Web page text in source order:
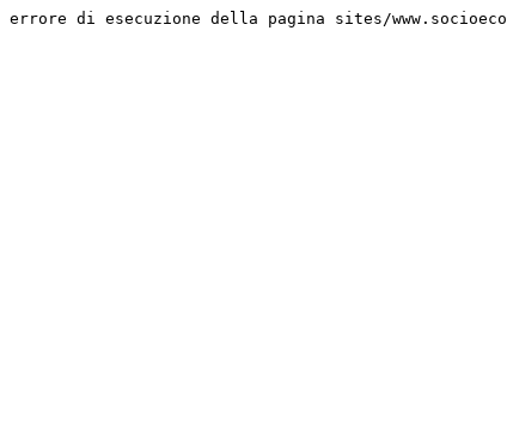
errore di esecuzione della pagina sites/